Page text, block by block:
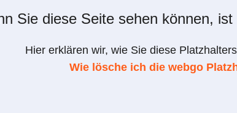
Sie diese Seite sehen können,
Hier erklären wir, wie Sie diese
Wie lösche ich die webgo